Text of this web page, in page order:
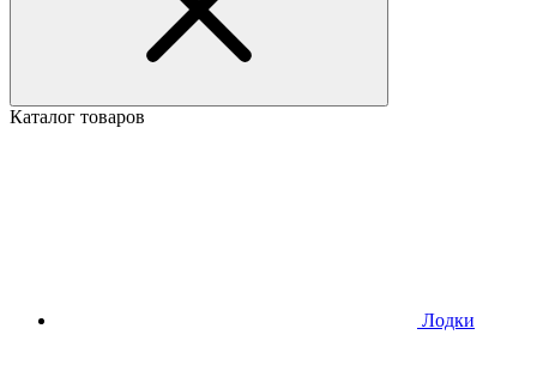
Каталог товаров
Лодки